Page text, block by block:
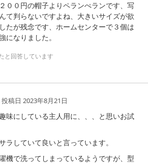
００円の帽子よりペランぺランです、写
て判らないですよね、大きいサイズが欲
たが残念です、ホームセンターで３個は
になりました。
と回答しています
投稿日 2023年8月21日
味にしている主人用に、、、と思いお試
ラしていて良いと言っています。
機で洗ってしまっているようですが、型